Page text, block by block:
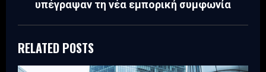
υπέγραψαν τη νέα εμπορική συμφωνία
RELATED POSTS